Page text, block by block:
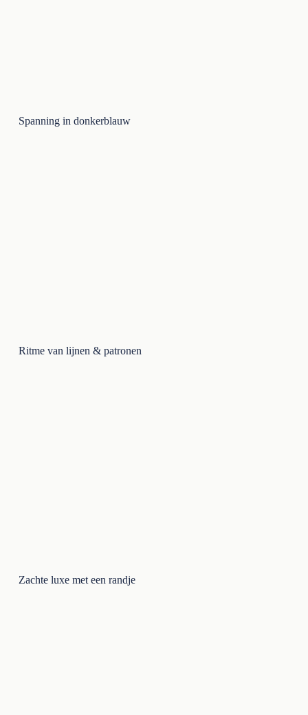
Spanning in donkerblauw
Ritme van lijnen & patronen
Zachte luxe met een randje